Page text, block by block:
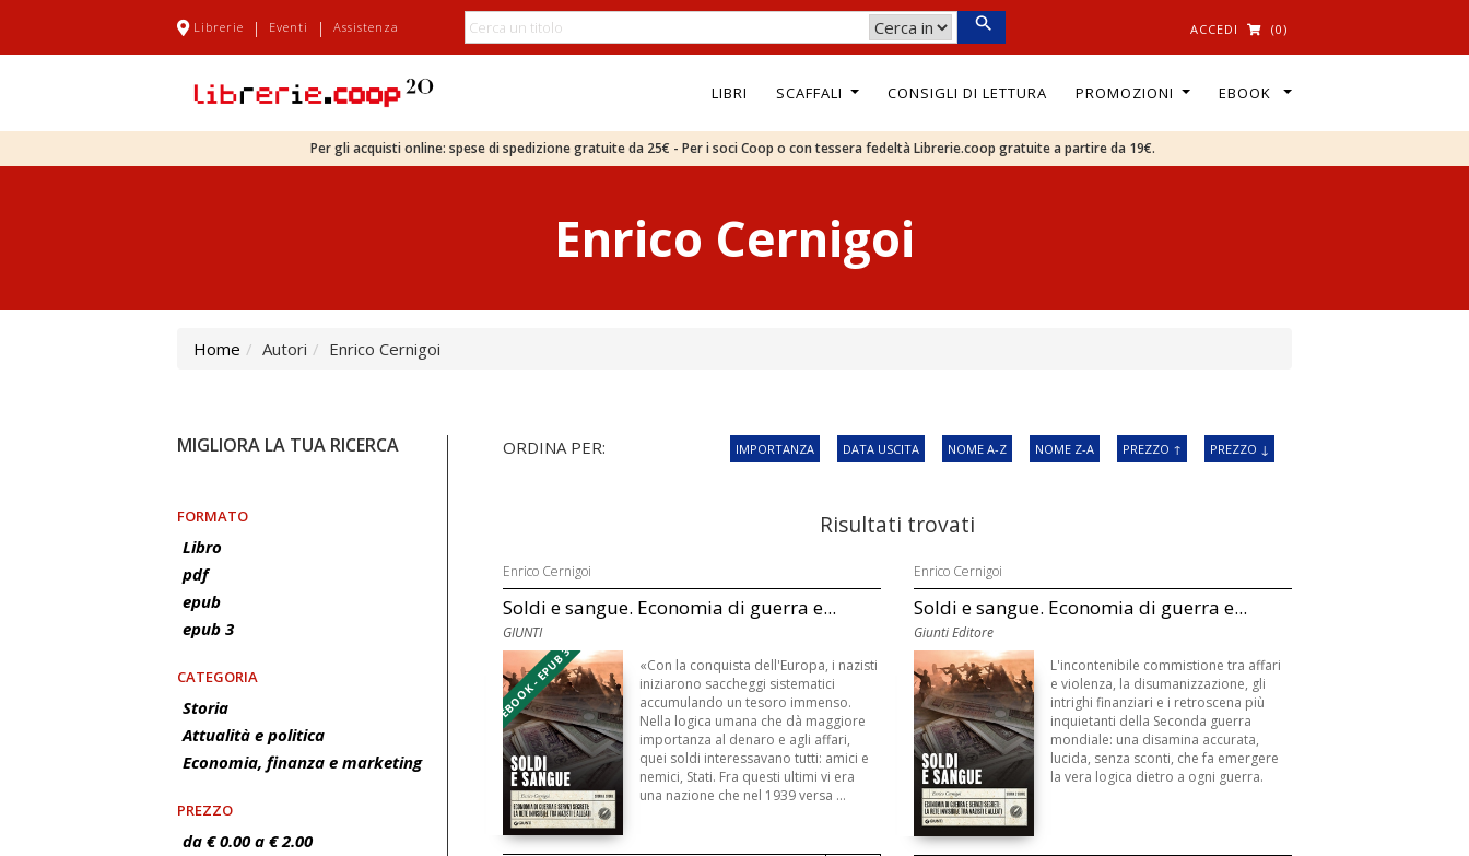
Librerie | Eventi | Assistenza ACCEDI (0)
LIBRI SCAFFALI CONSIGLI DI LETTURA PROMOZIONI EBOOK
Per gli acquisti online: spese di spedizione gratuite da 25€ - Per i soci Coop o con tessera fedeltà Librerie.coop gratuite a partire da 19€.
Enrico Cernigoi
Home Autori Enrico Cernigoi
MIGLIORA LA TUA RICERCA
FORMATO
Libro
pdf
epub
epub 3
CATEGORIA
Storia
Attualità e politica
Economia, finanza e marketing
PREZZO
da € 0.00 a € 2.00
ORDINA PER: IMPORTANZA DATA USCITA NOME A-Z NOME Z-A PREZZO ↑ PREZZO ↓
Risultati trovati
Enrico Cernigoi
Soldi e sangue. Economia di guerra e...
GIUNTI
EBOOK - EPUB 3
«Con la conquista dell'Europa, i nazisti
iniziarono saccheggi sistematici
accumulando un tesoro immenso.
Nella logica umana che dà maggiore
importanza al denaro e agli affari,
quei soldi interessavano tutti: amici e
nemici, Stati. Fra questi ultimi vi era
una nazione che nel 1939 versa ...
Enrico Cernigoi
Soldi e sangue. Economia di guerra e...
Giunti Editore
L'incontenibile commistione tra affari
e violenza, la disumanizzazione, gli
intrighi finanziari e i retroscena più
inquietanti della Seconda guerra
mondiale: una disamina accurata,
lucida, senza sconti, che fa emergere
la vera logica dietro a ogni guerra.